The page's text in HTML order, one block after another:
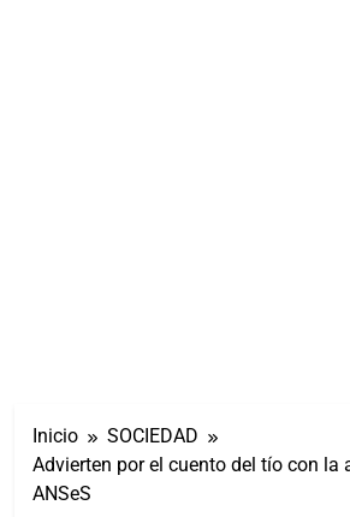
Inicio
SOCIEDAD
Advierten por el cuento del tío con la
ANSeS